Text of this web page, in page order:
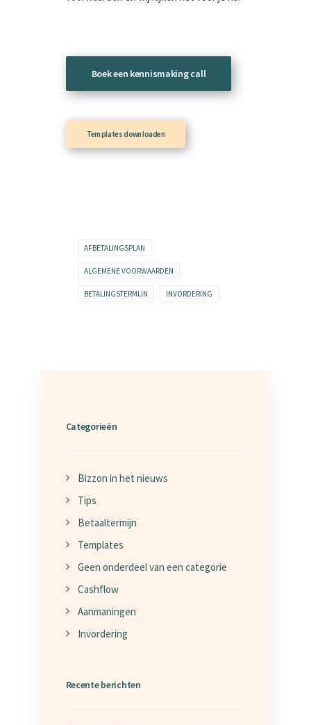
Boek een kennismaking call
Templates downloaden
AFBETALINGSPLAN
ALGEMENE VOORWAARDEN
BETALINGSTERMIJN INVORDERING
Categorieën
Bizzon in het nieuws
Tips
Betaaltermijn
Templates
Geen onderdeel van een categorie
Cashflow
Aanmaningen
Invordering
Recente berichten